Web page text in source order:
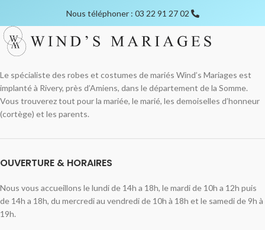
Nous téléphoner : 03 22 91 27 02
Le spécialiste des robes et costumes de mariés Wind’s Mariages est
implanté à Rivery, près d’Amiens, dans le département de la Somme.
Vous trouverez tout pour la mariée, le marié, les demoiselles d’honneur
(cortège) et les parents.
OUVERTURE & HORAIRES
Nous vous accueillons le lundi de 14h a 18h, le mardi de 10h a 12h puis
de 14h a 18h, du mercredi au vendredi de 10h à 18h et le samedi de 9h à
19h.